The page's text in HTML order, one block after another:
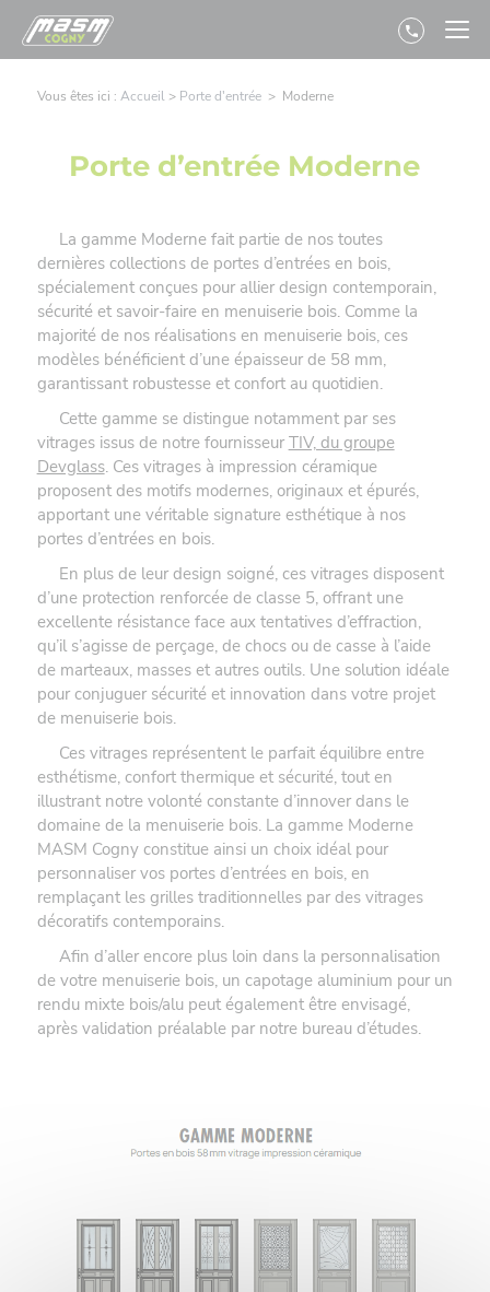
Vous êtes ici : Accueil> Porte d'entrée> Moderne
Porte d’entrée Moderne
La gamme Moderne fait partie de nos toutes
dernières collections de portes d’entrées en bois,
spécialement conçues pour allier design contemporain,
sécurité et savoir-faire en menuiserie bois. Comme la
majorité de nos réalisations en menuiserie bois, ces
modèles bénéficient d’une épaisseur de 58 mm,
garantissant robustesse et confort au quotidien.
Cette gamme se distingue notamment par ses
vitrages issus de notre fournisseur TIV, du groupe
Devglass. Ces vitrages à impression céramique
proposent des motifs modernes, originaux et épurés,
apportant une véritable signature esthétique à nos
portes d’entrées en bois.
En plus de leur design soigné, ces vitrages disposent
d’une protection renforcée de classe 5, offrant une
excellente résistance face aux tentatives d’effraction,
qu’il s’agisse de perçage, de chocs ou de casse à l’aide
de marteaux, masses et autres outils. Une solution idéale
pour conjuguer sécurité et innovation dans votre projet
de menuiserie bois.
Ces vitrages représentent le parfait équilibre entre
esthétisme, confort thermique et sécurité, tout en
illustrant notre volonté constante d’innover dans le
domaine de la menuiserie bois. La gamme Moderne
MASM Cogny constitue ainsi un choix idéal pour
personnaliser vos portes d’entrées en bois, en
remplaçant les grilles traditionnelles par des vitrages
décoratifs contemporains.
Afin d’aller encore plus loin dans la personnalisation
de votre menuiserie bois, un capotage aluminium pour un
rendu mixte bois/alu peut également être envisagé,
après validation préalable par notre bureau d’études.
Panneau de gestion des cookies